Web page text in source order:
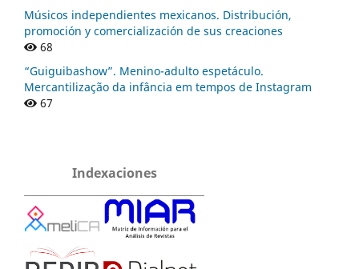
Músicos independientes mexicanos. Distribución,
promoción y comercialización de sus creaciones
68
“Guiguibashow”. Menino-adulto espetáculo.
Mercantilização da infância em tempos de Instagram
67
Indexaciones